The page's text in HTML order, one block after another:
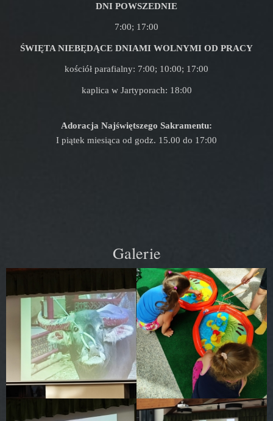
DNI POWSZEDNIE
7:00; 17:00
ŚWIĘTA NIEBĘDĄCE DNIAMI WOLNYMI OD PRACY
kościół parafialny: 7:00; 10:00; 17:00
kaplica w Jartyporach: 18:00
Adoracja Najświętszego Sakramentu:
I piątek miesiąca od godz. 15.00 do 17:00
Galerie